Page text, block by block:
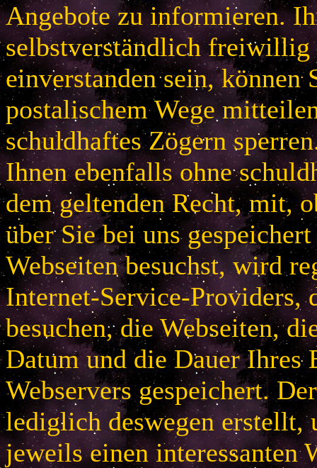
Angebote zu informieren.
selbstverständlich
einverstanden sein, können
postalischem Wege
schuldhaftes Zögern
Ihnen ebenfalls ohne
dem geltenden Recht, mit,
über Sie bei uns
Webseiten besuchst, wird
Internet-Service-Providers,
besuchen, die Webseiten,
Datum und die Dauer Ihres
Webservers gespeichert.
lediglich deswegen erstellt,
jeweils einen interessanten